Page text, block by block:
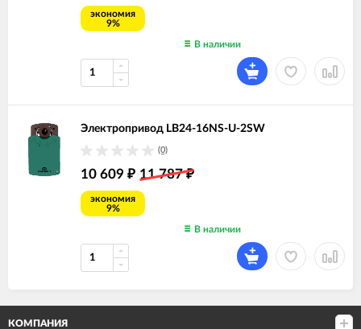
экономия
9%
В наличии
Электропривод LB24-16NS-U-2SW
(0)
10 609 ₽ 11 787₽
экономия
9%
В наличии
КОМПАНИЯ